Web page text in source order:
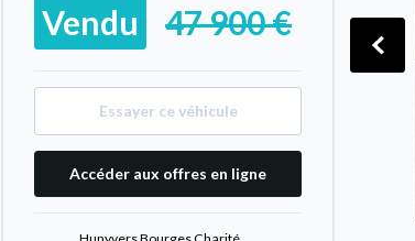
Vendu 47 900 €
Essayer ce véhicule
Accéder aux offres en ligne